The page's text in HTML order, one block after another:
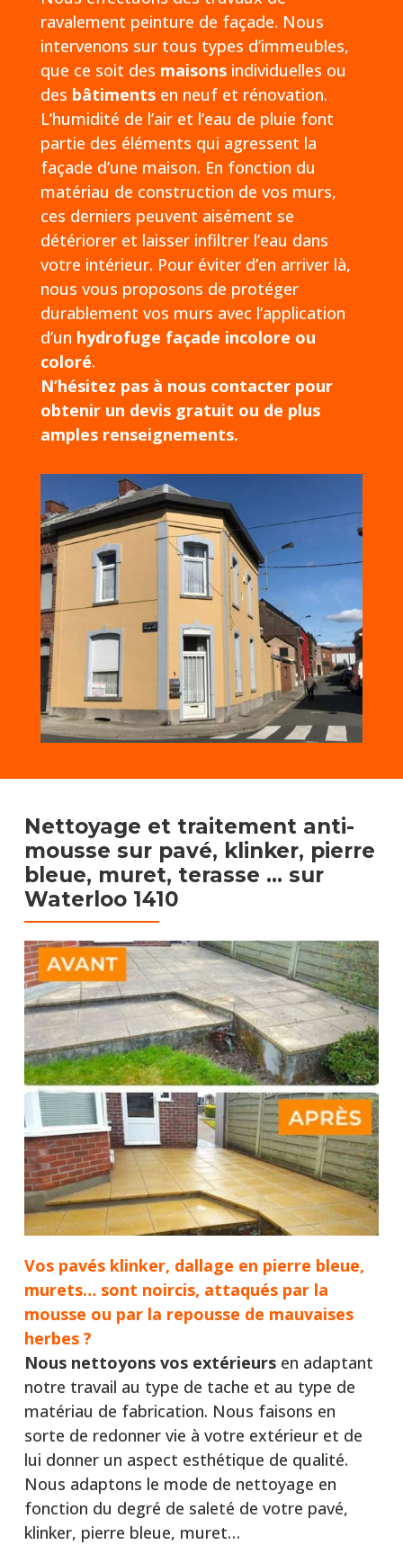
ravalement peinture de façade. Nous
intervenons sur tous types d’immeubles,
que ce soit des maisonsindividuelles ou
des bâtimentsen neuf et rénovation.
L’humidité de l’air et l’eau de pluie font
partie des éléments qui agressent la
façade d’une maison. En fonction du
matériau de construction de vos murs,
ces derniers peuvent aisément se
détériorer et laisser infiltrer l’eau dans
votre intérieur. Pour éviter d’en arriver là,
nous vous proposons de protéger
durablement vos murs avec l’application
d’un hydrofuge façade incolore ou
coloré.
N’hésitez pas à nous contacter pour
obtenir un devis gratuit ou de plus
amples renseignements.
Nettoyage et traitement anti-
mousse sur pavé, klinker, pierre
bleue, muret, terasse …​ sur
Waterloo 1410
Vos pavés klinker, dallage en pierre bleue,
murets… sont noircis, attaqués par la
mousse ou par la repousse de mauvaises
herbes ?
Nous nettoyons vos extérieursen adaptant
notre travail au type de tache et au type de
matériau de fabrication. Nous faisons en
sorte de redonner vie à votre extérieur et de
lui donner un aspect esthétique de qualité.
Nous adaptons le mode de nettoyage en
fonction du degré de saleté de votre pavé,
klinker, pierre bleue, muret…